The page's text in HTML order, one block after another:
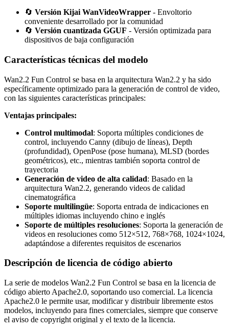
🔄 Versión Kijai WanVideoWrapper - Envoltorio
conveniente desarrollado por la comunidad
🔄 Versión cuantizada GGUF - Versión optimizada para
dispositivos de baja configuración
Características técnicas del modelo
Wan2.2 Fun Control se basa en la arquitectura Wan2.2 y ha sido
específicamente optimizado para la generación de control de video,
con las siguientes características principales:
Ventajas principales:
Control multimodal: Soporta múltiples condiciones de
control, incluyendo Canny (dibujo de líneas), Depth
(profundidad), OpenPose (pose humana), MLSD (bordes
geométricos), etc., mientras también soporta control de
trayectoria
Generación de video de alta calidad: Basado en la
arquitectura Wan2.2, generando videos de calidad
cinematográfica
Soporte multilingüe: Soporta entrada de indicaciones en
múltiples idiomas incluyendo chino e inglés
Soporte de múltiples resoluciones: Soporta la generación de
videos en resoluciones como 512×512, 768×768, 1024×1024,
adaptándose a diferentes requisitos de escenarios
Descripción de licencia de código abierto
La serie de modelos Wan2.2 Fun Control se basa en la licencia de
código abierto Apache2.0, soportando uso comercial. La licencia
Apache2.0 le permite usar, modificar y distribuir libremente estos
modelos, incluyendo para fines comerciales, siempre que conserve
el aviso de copyright original y el texto de la licencia.